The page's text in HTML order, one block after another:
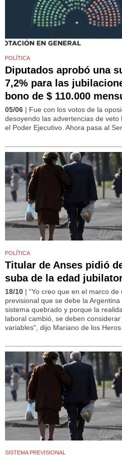
POLÍTICA
Diputados aprobó una
7,2% para las
bono de $ 110.000
05/06 | Fue con los votos de la
desoyendo las advertencias de veto
el Poder Ejecutivo. Ahora pasa al
POLÍTICA
Titular de Anses pidió
suba de la edad
18/10 | “Yo creo que en el marco de
previsional que se debe la
sistema quebrado y porque la
laboral cambió, se deben
variables", dijo Mariano de los Heros.
SISTEMA PREVISIONAL